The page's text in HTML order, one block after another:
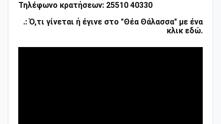
Τηλέφωνο κρατήσεων: 25510 40330
.: Ό,τι γίνεται ή έγινε στο "Θέα Θάλασσα" με ένα
κλικ εδώ.